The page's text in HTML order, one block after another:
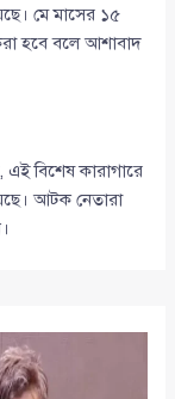
মে মাসের ১৫
হবে বলে আশাবাদ
এই বিশেষ কারাগারে
আটক নেতারা